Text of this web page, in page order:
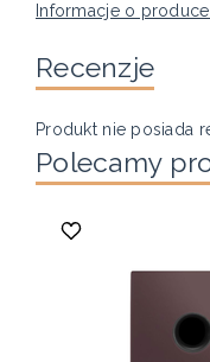
Informacje o
Recenzje
Produkt nie posiada
Polecamy